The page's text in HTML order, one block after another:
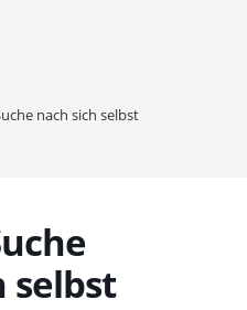
nach sich selbst
selbst